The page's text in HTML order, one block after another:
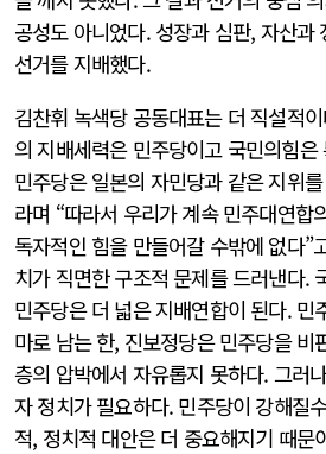
공성도 아니었다. 성장과 심판, 자산과
선거를 지배했다.
김찬휘 녹색당 공동대표는 더 직설적
의 지배세력은 민주당이고 국민의힘
민주당은 일본의 자민당과 같은 지위
라며 “따라서 우리가 계속 민주대연합
독자적인 힘을 만들어갈 수밖에 없다”
치가 직면한 구조적 문제를 드러낸다.
민주당은 더 넓은 지배연합이 된다. 민
마로 남는 한, 진보정당은 민주당을 비
층의 압박에서 자유롭지 못하다. 그러
자 정치가 필요하다. 민주당이 강해질
적, 정치적 대안은 더 중요해지기 때문